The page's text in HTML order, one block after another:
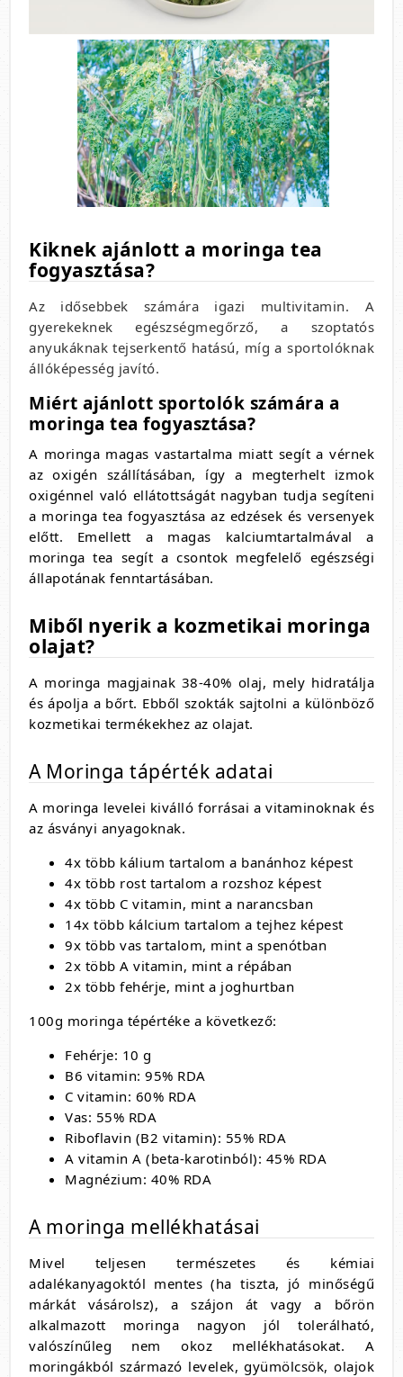
Kiknek ajánlott a moringa tea
fogyasztása?
Az idősebbek számára igazi multivitamin. A
gyerekeknek egészségmegőrző, a szoptatós
anyukáknak tejserkentő hatású, míg a sportolóknak
állóképesség javító.
Miért ajánlott sportolók számára a
moringa tea fogyasztása?
A moringa magas vastartalma miatt segít a vérnek
az oxigén szállításában, így a megterhelt izmok
oxigénnel való ellátottságát nagyban tudja segíteni
a moringa tea fogyasztása az edzések és versenyek
előtt. Emellett a magas kalciumtartalmával a
moringa tea segít a csontok megfelelő egészségi
állapotának fenntartásában.
Miből nyerik a kozmetikai moringa
olajat?
A moringa magjainak 38-40% olaj, mely hidratálja
és ápolja a bőrt. Ebből szokták sajtolni a különböző
kozmetikai termékekhez az olajat.
A Moringa tápérték adatai
A moringa levelei kiválló forrásai a vitaminoknak és
az ásványi anyagoknak.
4x több kálium tartalom a banánhoz képest
4x több rost tartalom a rozshoz képest
4x több C vitamin, mint a narancsban
14x több kálcium tartalom a tejhez képest
9x több vas tartalom, mint a spenótban
2x több A vitamin, mint a répában
2x több fehérje, mint a joghurtban
100g moringa tépértéke a következő:
Fehérje: 10 g
B6 vitamin: 95% RDA
C vitamin: 60% RDA
Vas: 55% RDA
Riboflavin (B2 vitamin): 55% RDA
A vitamin A (beta-karotinból): 45% RDA
Magnézium: 40% RDA
A moringa mellékhatásai
Mivel teljesen természetes és kémiai
adalékanyagoktól mentes (ha tiszta, jó minőségű
márkát vásárolsz), a szájon át vagy a bőrön
alkalmazott moringa nagyon jól tolerálható,
valószínűleg nem okoz mellékhatásokat. A
moringákból származó levelek, gyümölcsök, olajok